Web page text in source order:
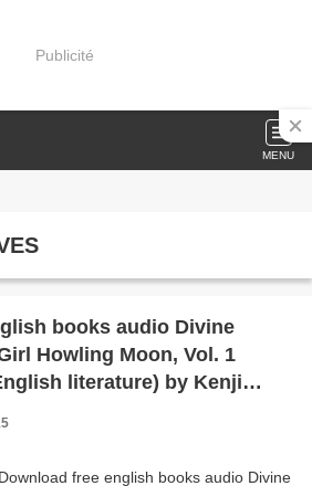
Publicité
MENU
books audio Divine
Howling Moon, Vol. 1
literature) by Kenji